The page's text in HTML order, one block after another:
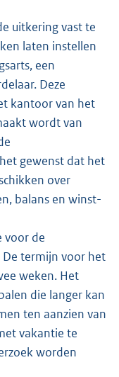
uitkering vast te
laten instellen
een
Deze
kantoor van het
wordt van
gewenst dat het
over
balans en winst-
voor de
termijn voor het
weken. Het
die langer kan
ten aanzien van
vakantie te
worden